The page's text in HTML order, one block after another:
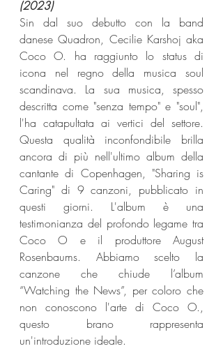
(2023)
Sin dal suo debutto con la band
danese Quadron, Cecilie Karshoj aka
Coco O. ha raggiunto lo status di
icona nel regno della musica soul
scandinava. La sua musica, spesso
descritta come "senza tempo" e "soul",
l'ha catapultata ai vertici del settore.
Questa qualità inconfondibile brilla
ancora di più nell'ultimo album della
cantante di Copenhagen, "Sharing is
Caring" di 9 canzoni, pubblicato in
questi giorni. L'album è una
testimonianza del profondo legame tra
Coco O e il produttore August
Rosenbaums. Abbiamo scelto la
canzone che chiude l’album
“Watching the News”, per coloro che
non conoscono l'arte di Coco O.,
questo brano rappresenta
un'introduzione ideale.